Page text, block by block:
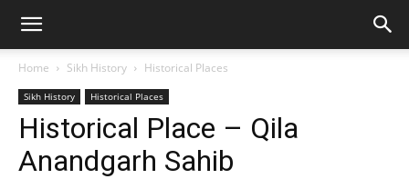
Home Sikh History Historical Places
Sikh History Historical Places
Historical Place – Qila
Anandgarh Sahib